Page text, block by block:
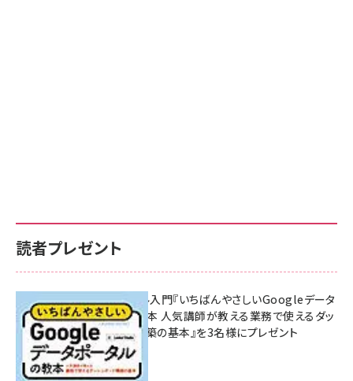
読者プレゼント
無料BIツール入門『いちばんやさしいGoogleデータ
ポータルの教本 人気講師が教える業務で使えるダッ
シュボード構築の基本』を3名様にプレゼント
7月31日 10:00